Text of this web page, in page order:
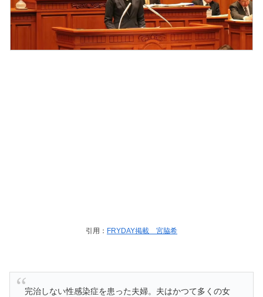
引用： FRYDAY掲載 宮脇希
完治しない性感染症を患った夫婦。夫はかつて多くの女